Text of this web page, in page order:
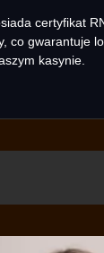
certyfikat
co gwarantuje
kasynie.